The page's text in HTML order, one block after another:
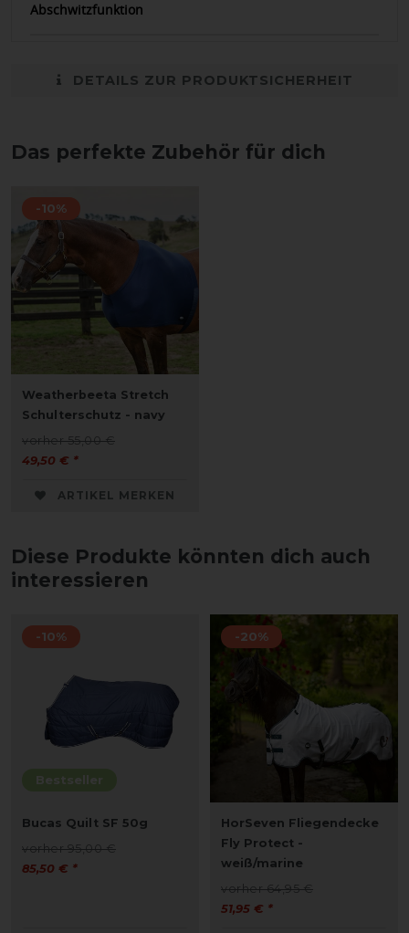
Abschwitzfunktion
DETAILS ZUR PRODUKTSICHERHEIT
Das perfekte Zubehör für dich
-10%
Weatherbeeta Stretch
Schulterschutz - navy
vorher 55,00 €
49,50 € *
ARTIKEL MERKEN
Diese Produkte könnten dich auch
interessieren
Bestseller
-10%
Bucas Quilt SF 50g
vorher 95,00 €
85,50 € *
-20%
HorSeven Fliegendecke
Fly Protect -
weiß/marine
vorher 64,95 €
51,95 € *